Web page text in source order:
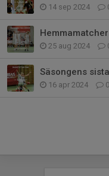
14 sep 2024
25 aug 2024
Säsongens
16 apr 2024 0